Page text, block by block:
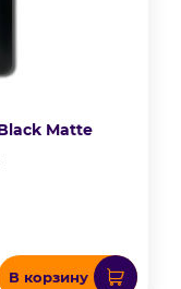
Matte
В корзину